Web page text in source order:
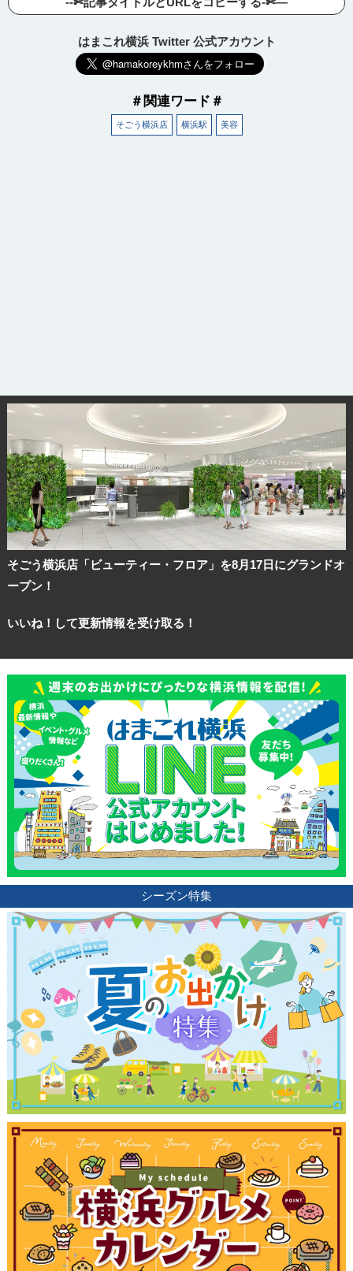
はまこれ横浜 Twitter 公式アカウント
＃関連ワード＃
そごう横浜店 横浜駅 美容
そごう横浜店「ビューティー・フロア」を8月17日にグランドオ
ープン！
いいね！して更新情報を受け取る！
シーズン特集
観光ガイド
ランキング
ブログ記事
サイトについて